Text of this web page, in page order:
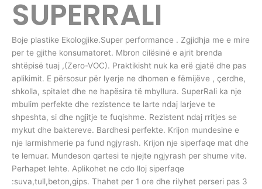
SUPERRALI
Boje plastike Ekologjike.Super performance . Zgjidhja me e mire
per te gjithe konsumatoret. Mbron cilësinë e ajrit brenda
shtëpisë tuaj ,(Zero-VOC). Praktikisht nuk ka erë gjatë dhe pas
aplikimit. E përsosur për lyerje ne dhomen e fëmijëve , çerdhe,
shkolla, spitalet dhe ne hapësira të mbyllura. SuperRali ka nje
mbulim perfekte dhe rezistence te larte ndaj larjeve te
shpeshta, si dhe ngjitje te fuqishme. Rezistent ndaj rritjes se
mykut dhe baktereve. Bardhesi perfekte. Krijon mundesine e
nje larmishmerie pa fund ngjyrash. Krijon nje siperfaqe mat dhe
te lemuar. Mundeson qartesi te njejte ngjyrash per shume vite.
Perhapet lehte. Aplikohet ne cdo lloj siperfaqe
:suva,tull,beton,gips. Thahet per 1 ore dhe rilyhet perseri pas 3